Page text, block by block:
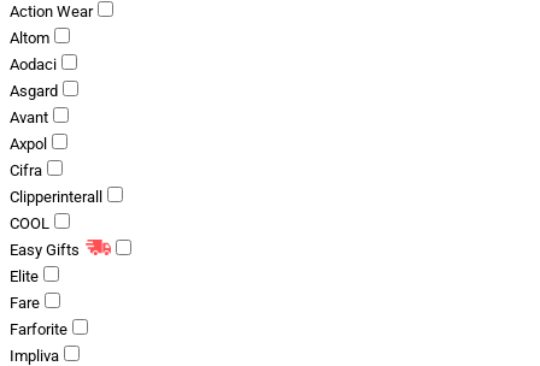
Action Wear
Altom
Aodaci
Asgard
Avant
Axpol
Cifra
Clipperinterall
COOL
Easy Gifts
Elite
Fare
Farforite
Impliva